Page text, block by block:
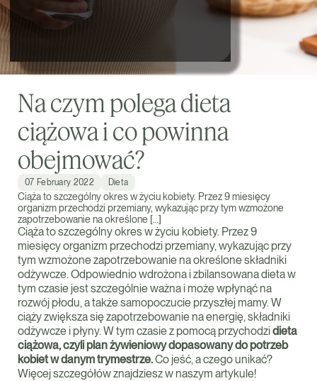
Na czym polega dieta
ciążowa i co powinna
obejmować?
07 February 2022 Dieta
Ciąża to szczególny okres w życiu kobiety. Przez 9 miesięcy
organizm przechodzi przemiany, wykazując przy tym wzmożone
zapotrzebowanie na określone […]
Ciąża to szczególny okres w życiu kobiety. Przez 9
miesięcy organizm przechodzi przemiany, wykazując przy
tym wzmożone zapotrzebowanie na określone składniki
odżywcze. Odpowiednio wdrożona i zbilansowana dieta w
tym czasie jest szczególnie ważna i może wpłynąć na
rozwój płodu, a także samopoczucie przyszłej mamy. W
ciąży zwiększa się zapotrzebowanie na energię, składniki
odżywcze i płyny. W tym czasie z pomocą przychodzidieta
ciążowa, czyli plan żywieniowy dopasowany do potrzeb
kobiet w danym trymestrze.Co jeść, a czego unikać?
Więcej szczegółów znajdziesz w naszym artykule!